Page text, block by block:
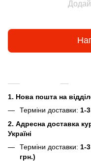
1. Нова пошта на
Терміни доставки: 1-
2. Адресна доставка
Україні
Терміни доставки: 1-
грн.)